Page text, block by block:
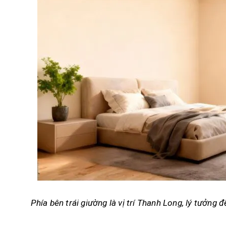
Phía bên trái giường là vị trí Thanh Long, lý tưởng